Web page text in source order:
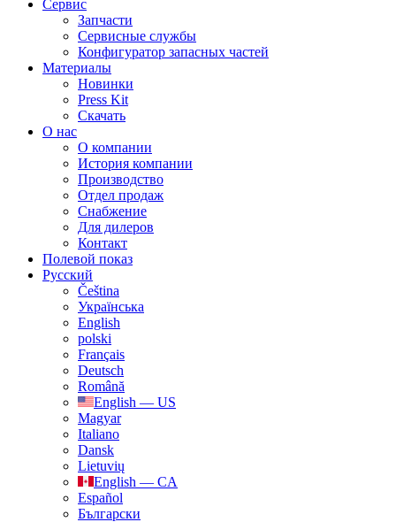
Сервис
Запчасти
Сервисные службы
Конфигуратор запасных частей
Материалы
Новинки
Press Kit
Скачать
О нас
О компании
История компании
Производство
Отдел продаж
Cнабжение
Для дилеров
Контакт
Полевой показ
Русский
Čeština
Українська
English
polski
Français
Deutsch
Română
English — US
Magyar
Italiano
Dansk
Lietuvių
English — CA
Español
Български